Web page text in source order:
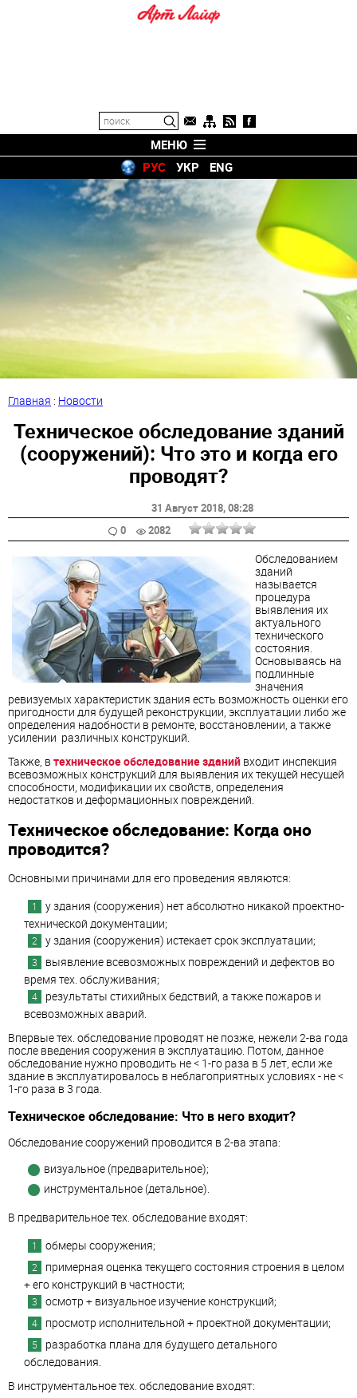
МЕНЮ
РУС
УКР ENG
Главная : Новости
Техническое обследование зданий
(сооружений): Что это и когда его
проводят?
31 Август 2018, 08:28
0
2082
Обследованием
зданий
называется
процедура
выявления их
актуального
технического
состояния.
Основываясь на
подлинные
значения
ревизуемых характеристик здания есть возможность оценки его
пригодности для будущей реконструкции, эксплуатации либо же
определения надобности в ремонте, восстановлении, а также
усилении различных конструкций.
Также, в техническое обследование зданий входит инспекция
всевозможных конструкций для выявления их текущей несущей
способности, модификации их свойств, определения
недостатков и деформационных повреждений.
Техническое обследование: Когда оно
проводится?
Основными причинами для его проведения являются:
у здания (сооружения) нет абсолютно никакой проектно-
технической документации;
у здания (сооружения) истекает срок эксплуатации;
выявление всевозможных повреждений и дефектов во
время тех. обслуживания;
результаты стихийных бедствий, а также пожаров и
всевозможных аварий.
Впервые тех. обследование проводят не позже, нежели 2-ва года
после введения сооружения в эксплуатацию. Потом, данное
обследование нужно проводить не < 1-го раза в 5 лет, если же
здание в эксплуатировалось в неблагоприятных условиях - не <
1-го раза в 3 года.
Техническое обследование: Что в него входит?
Обследование сооружений проводится в 2-ва этапа:
визуальное (предварительное);
инструментальное (детальное).
В предварительное тех. обследование входят:
обмеры сооружения;
примерная оценка текущего состояния строения в целом
+ его конструкций в частности;
осмотр + визуальное изучение конструкций;
просмотр исполнительной + проектной документации;
разработка плана для будущего детального
обследования.
В инструментальное тех. обследование входят: